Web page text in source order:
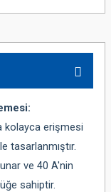
kolayca erişmesi
tasarlanmıştır.
ve 40 A'nin
sahiptir.